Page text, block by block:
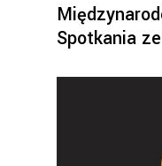
Spotkania